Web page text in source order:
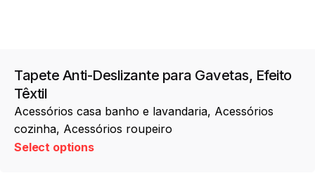
Tapete Anti-Deslizante para Gavetas, Efeito
Têxtil
Acessórios casa banho e lavandaria Acessórios
cozinha Acessórios roupeiro
Select options